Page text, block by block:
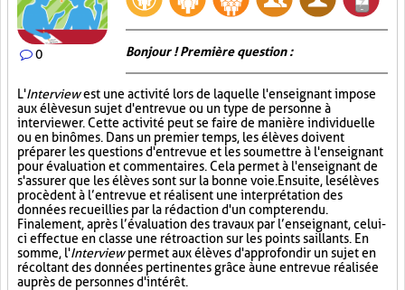
0 Bonjour ! Première question :
L'Interviewest une activité lors de laquelle l'enseignant impose
aux élèves un sujet d'entrevue ou un type de personne à
interviewer. Cette activité peut se faire de manière individuelle
ou en binômes. Dans un premier temps, les élèves doivent
préparer les questions d'entrevue et les soumettre à l'enseignant
pour évaluation et commentaires. Cela permet à l'enseignant de
s'assurer que les élèves sont sur la bonne voie. Ensuite, les élèves
procèdent à l’entrevue et réalisent une interprétation des
données recueillies par la rédaction d'un compte rendu.
Finalement, après l’évaluation des travaux par l’enseignant, celui-
ci effectue en classe une rétroaction sur les points saillants. En
somme, l'Interviewpermet aux élèves d'approfondir un sujet en
récoltant des données pertinentes grâce à une entrevue réalisée
auprès de personnes d'intérêt.